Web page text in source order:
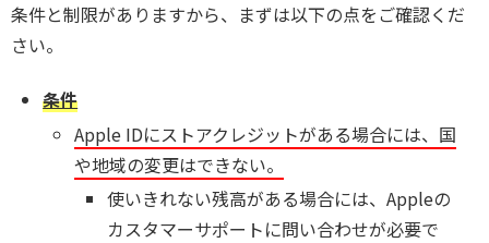
条件と制限がありますから、まずは以下の点をご確認くだ
さい。
条件
Apple IDにストアクレジットがある場合には、国
や地域の変更はできない。
使いきれない残高がある場合には、Appleの
カスタマーサポートに問い合わせが必要で